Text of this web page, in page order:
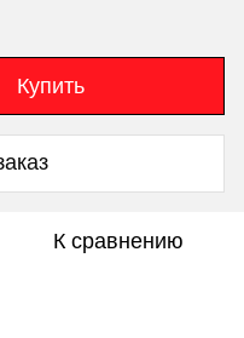
Купить
К сравнению